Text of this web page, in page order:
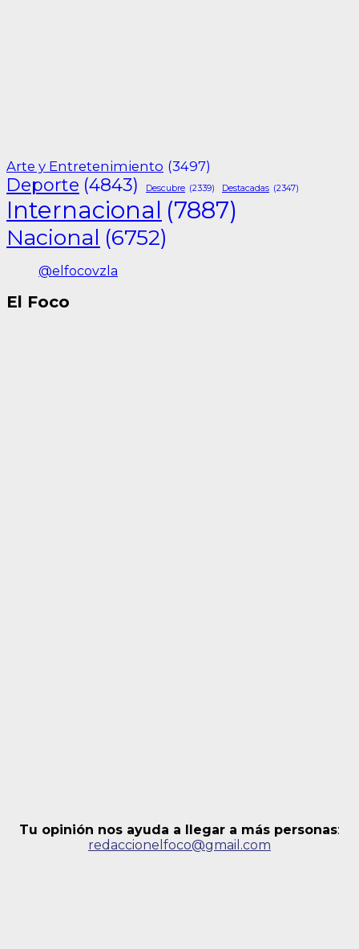
Arte y Entretenimiento (3497)
Deporte (4843) Descubre (2339) Destacadas (2347)
Internacional (7887)
Nacional (6752)
@elfocovzla
El Foco
Tu opinión nos ayuda a llegar a más personas:
redaccionelfoco@gmail.com